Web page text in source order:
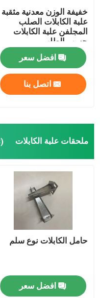
خفيفة الوزن معدنية مثقبة
علبة الكابلات الصلب
المجلفن علبة الكابلات
حسب الطلب
افضل سعر
اتصل بنا
ملحقات علبة الكابلات (13)
حامل الكابلات نوع سلم
افضل سعر